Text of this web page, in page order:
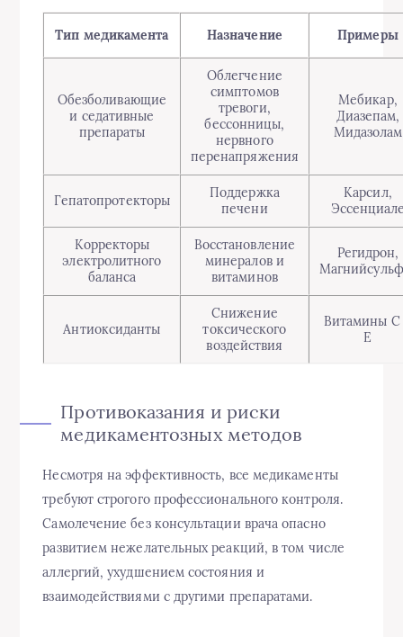
Тип медикамента Назначение Примеры
Обезболивающие
и седативные
препараты
Облегчение
симптомов
тревоги,
бессонницы,
нервного
перенапряжения
Мебикар,
Диазепам,
Мидазолам
Гепатопротекторы
Поддержка
печени
Карсил,
Корректоры
электролитного
баланса
Восстановление
минералов и
витаминов
Регидрон,
Антиоксиданты
Снижение
токсического
воздействия
Витамины C
E
Противоказания и риски
медикаментозных методов
Несмотря на эффективность, все медикаменты
требуют строгого профессионального контроля.
Самолечение без консультации врача опасно
развитием нежелательных реакций, в том числе
аллергий, ухудшением состояния и
взаимодействиями с другими препаратами.